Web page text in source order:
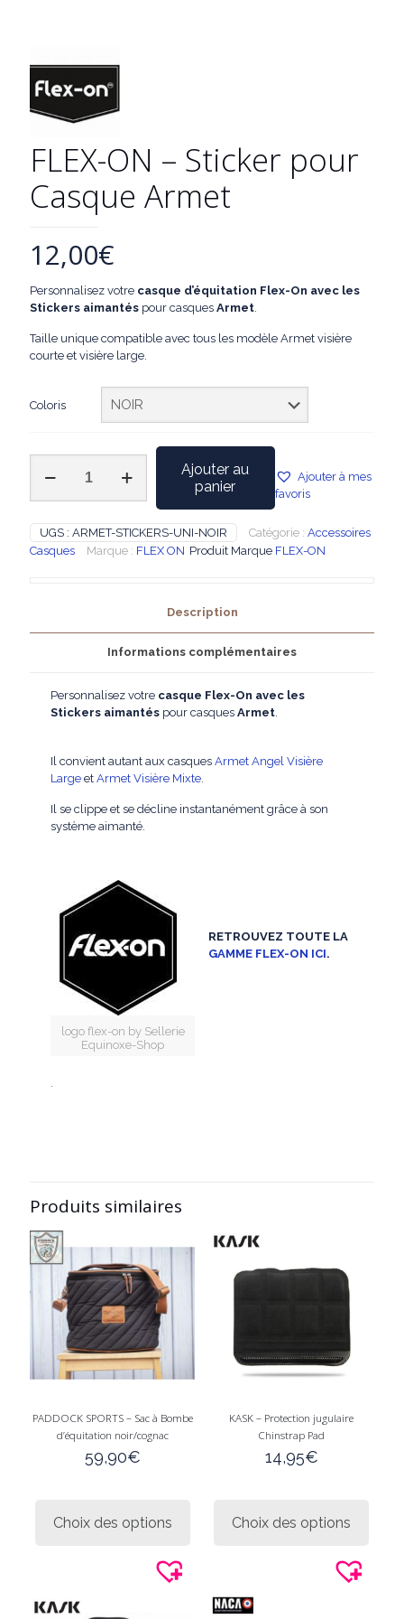
FLEX-ON – Sticker pour
Casque Armet
12,00€
Personnalisez votre casque d’équitation Flex-On avec les
Stickers aimantés pour casques Armet.
Taille unique compatible avec tous les modèle Armet visière
courte et visière large.
Coloris
Sticker
Ajouter au
panier
Ajouter à mes
favoris
UGS : ARMET-STICKERS-UNI-NOIR Catégorie : Accessoires
Casques
Marque : FLEX ON Produit Marque FLEX-ON
Description
Informations complémentaires
Personnalisez votre casque Flex-On avec les
Stickers aimantés pour casquesArmet.
Il convient autant aux casquesArmet Angel Visière
Large etArmet Visière Mixte.
Il se clippe et se décline instantanément grâce à son
système aimanté.
logo flex-on by Sellerie
Equinoxe-Shop
RETROUVEZ TOUTE LA
GAMME FLEX-ON ICI.
.
Produits similaires
PADDOCK SPORTS – Sac à Bombe
d’équitation noir/cognac
59,90€
Choix des options
options
peuvent
KASK – Protection jugulaire
Chinstrap Pad
14,95€
Choix des options